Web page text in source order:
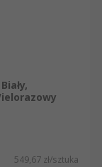
549,67 zł/sztuka